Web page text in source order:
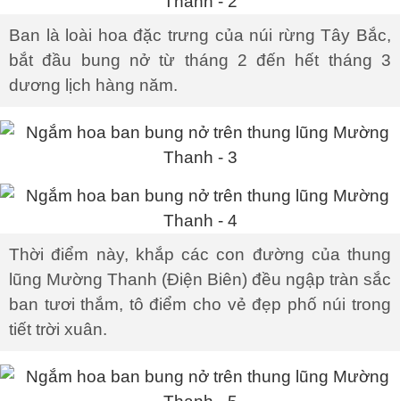
Ban là loài hoa đặc trưng của núi rừng Tây Bắc,
bắt đầu bung nở từ tháng 2 đến hết tháng 3
dương lịch hàng năm.
Thời điểm này, khắp các con đường của thung
lũng Mường Thanh (Điện Biên) đều ngập tràn sắc
ban tươi thắm, tô điểm cho vẻ đẹp phố núi trong
tiết trời xuân.